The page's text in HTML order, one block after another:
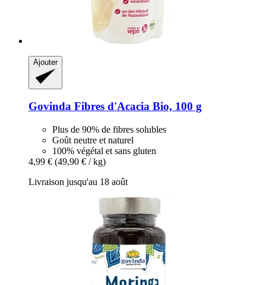
Ajouter
Govinda Fibres d'Acacia Bio, 100 g
Plus de 90% de fibres solubles
Goût neutre et naturel
100% végétal et sans gluten
4,99 € (49,90 € / kg)
Livraison jusqu'au 18 août